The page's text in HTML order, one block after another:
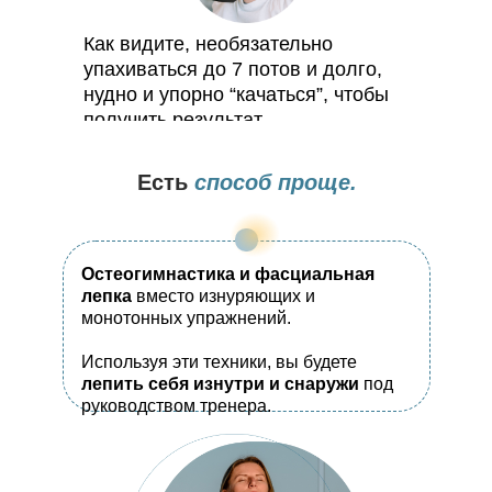
Как видите, необязательно
упахиваться до 7 потов и долго,
нудно и упорно “качаться”, чтобы
получить результат.
Есть способ проще.
Остеогимнастика и фасциальная
лепка вместо изнуряющих и
монотонных упражнений.
Используя эти техники, вы будете
лепить себя изнутри и снаружи под
руководством тренера.